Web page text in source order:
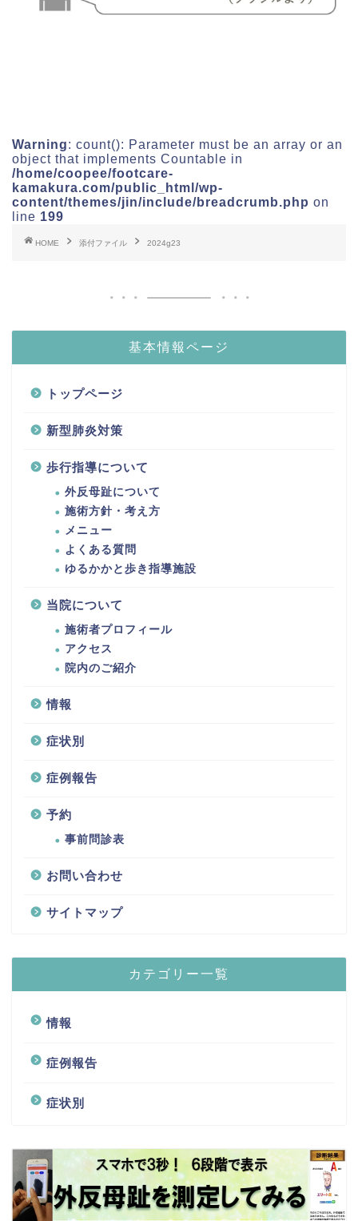
Warning: count(): Parameter must be an array or an
object that implements Countable in
/home/coopee/footcare-
kamakura.com/public_html/wp-
content/themes/jin/include/breadcrumb.php on
line 199
HOME 添付ファイル 2024g23
基本情報ページ
トップページ
新型肺炎対策
歩行指導について
外反母趾について
施術方針・考え方
メニュー
よくある質問
ゆるかかと歩き指導施設
当院について
施術者プロフィール
アクセス
院内のご紹介
情報
症状別
症例報告
予約
事前問診表
お問い合わせ
サイトマップ
カテゴリー一覧
情報
症例報告
症状別